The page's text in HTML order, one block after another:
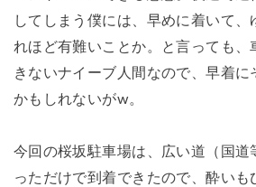
してしまう僕には、早めに着いて
れほど有難いことか。と言っても、
きないナイーブ人間なので、早着に
かもしれないがw。
今回の桜坂駐車場は、広い道（国道
っただけで到着できたので、酔いも